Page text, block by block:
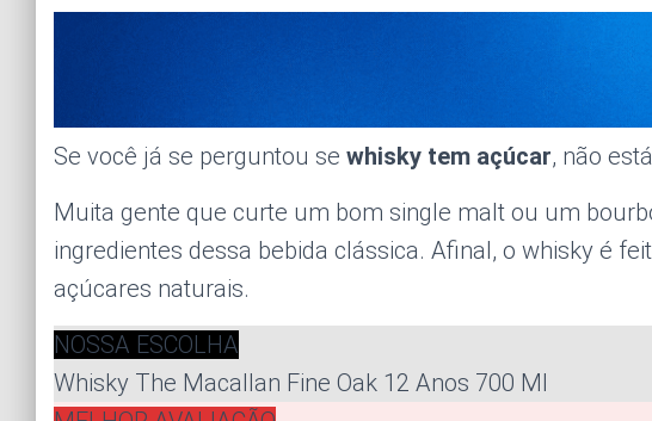
Se você já se perguntou se whisky tem açúcar, não
Muita gente que curte um bom single malt ou um
ingredientes dessa bebida clássica. Afinal, o whisky é
açúcares naturais.
NOSSA ESCOLHA
Whisky The Macallan Fine Oak 12 Anos 700 Ml